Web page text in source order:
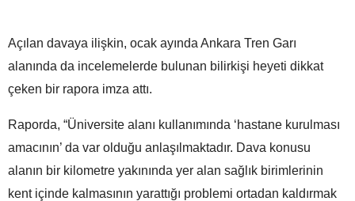
Açılan davaya ilişkin, ocak ayında Ankara Tren Garı
alanında da incelemelerde bulunan bilirkişi heyeti dikkat
çeken bir rapora imza attı.
Raporda, “Üniversite alanı kullanımında ‘hastane kurulması
amacının’ da var olduğu anlaşılmaktadır. Dava konusu
alanın bir kilometre yakınında yer alan sağlık birimlerinin
kent içinde kalmasının yarattığı problemi ortadan kaldırmak